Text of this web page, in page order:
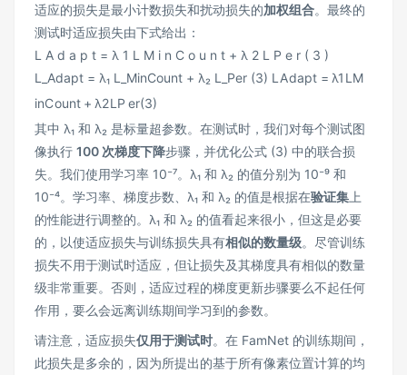
适应的损失是最小计数损失和扰动损失的加权组合。最终的
测试时适应损失由下式给出：
L A d a p t = λ 1 L M i n C o u n t + λ 2 L P e r ( 3 )
L_Adapt = λ₁ L_MinCount + λ₂ L_Per (3) L Adapt = λ1 L M
inCount + λ2L P er(3)
其中 λ₁ 和 λ₂ 是标量超参数。在测试时，我们对每个测试图
像执行 100 次梯度下降步骤，并优化公式 (3) 中的联合损
失。我们使用学习率 10⁻⁷。λ₁ 和 λ₂ 的值分别为 10⁻⁹ 和
10⁻⁴。学习率、梯度步数、λ₁ 和 λ₂ 的值是根据在验证集上
的性能进行调整的。λ₁ 和 λ₂ 的值看起来很小，但这是必要
的，以使适应损失与训练损失具有相似的数量级。尽管训练
损失不用于测试时适应，但让损失及其梯度具有相似的数量
级非常重要。否则，适应过程的梯度更新步骤要么不起任何
作用，要么会远离训练期间学习到的参数。
请注意，适应损失仅用于测试时。在 FamNet 的训练期间，
此损失是多余的，因为所提出的基于所有像素位置计算的均